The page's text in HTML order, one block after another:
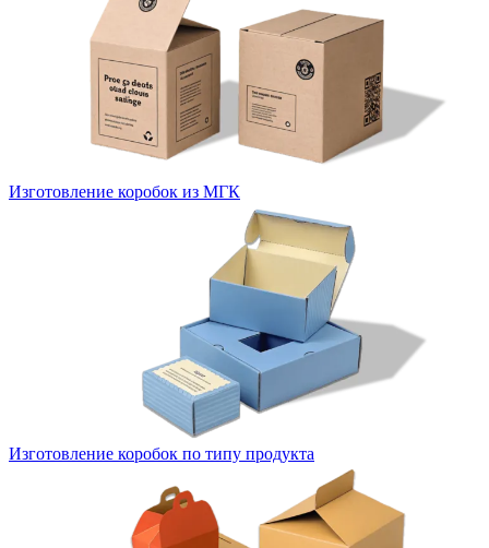
Изготовление коробок из МГК
Изготовление коробок по типу продукта